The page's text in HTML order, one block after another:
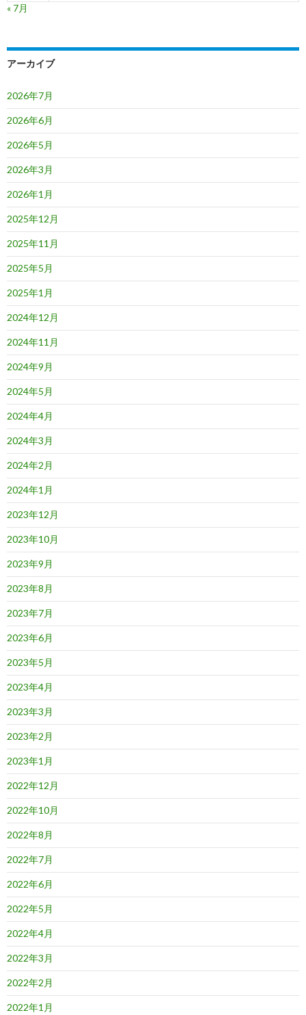
« 7月
アーカイブ
2026年7月
2026年6月
2026年5月
2026年3月
2026年1月
2025年12月
2025年11月
2025年5月
2025年1月
2024年12月
2024年11月
2024年9月
2024年5月
2024年4月
2024年3月
2024年2月
2024年1月
2023年12月
2023年10月
2023年9月
2023年8月
2023年7月
2023年6月
2023年5月
2023年4月
2023年3月
2023年2月
2023年1月
2022年12月
2022年10月
2022年8月
2022年7月
2022年6月
2022年5月
2022年4月
2022年3月
2022年2月
2022年1月